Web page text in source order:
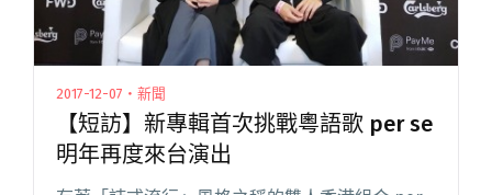
2017-12-07・新聞
【短訪】新專輯首次挑戰粵語歌 per se
明年再度來台演出